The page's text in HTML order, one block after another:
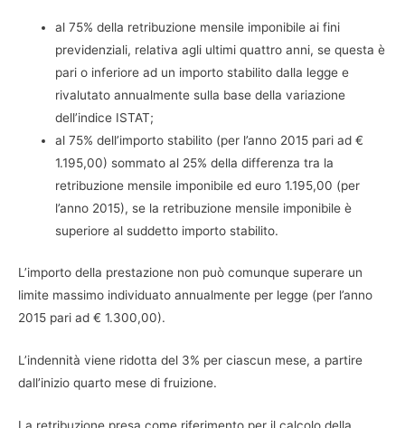
al 75% della retribuzione mensile imponibile ai fini
previdenziali, relativa agli ultimi quattro anni, se questa è
pari o inferiore ad un importo stabilito dalla legge e
rivalutato annualmente sulla base della variazione
dell’indice ISTAT;
al 75% dell’importo stabilito (per l’anno 2015 pari ad €
1.195,00) sommato al 25% della differenza tra la
retribuzione mensile imponibile ed euro 1.195,00 (per
l’anno 2015), se la retribuzione mensile imponibile è
superiore al suddetto importo stabilito.
L’importo della prestazione non può comunque superare un
limite massimo individuato annualmente per legge (per l’anno
2015 pari ad € 1.300,00).
L’indennità viene ridotta del 3% per ciascun mese, a partire
dall’inizio quarto mese di fruizione.
La retribuzione presa come riferimento per il calcolo della